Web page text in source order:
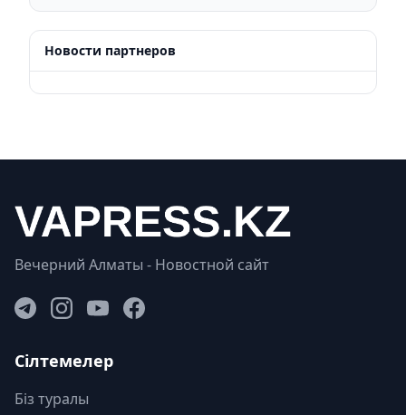
Новости партнеров
Вечерний Алматы - Новостной сайт
Сілтемелер
Біз туралы